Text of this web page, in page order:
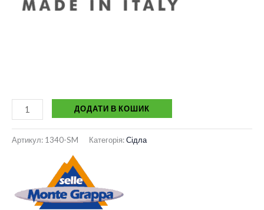
ДОДАТИ В КОШИК
Артикул: 1340-SM Категорія:Сідла